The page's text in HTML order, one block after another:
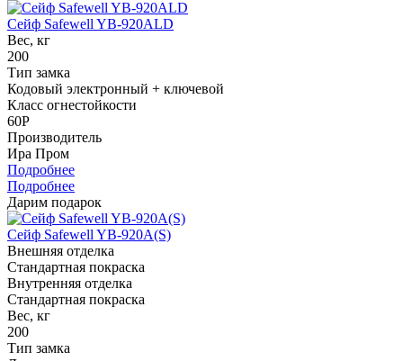
Сейф Safewell YB-920ALD
Вес, кг
200
Тип замка
Кодовый электронный + ключевой
Класс огнестойкости
60P
Производитель
Ира Пром
Подробнее
Подробнее
Дарим подарок
Сейф Safewell YB-920A(S)
Внешняя отделка
Стандартная покраска
Внутренняя отделка
Стандартная покраска
Вес, кг
200
Тип замка